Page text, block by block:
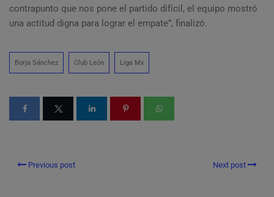
contrapunto que nos pone el partido difícil, el equipo mostró
una actitud digna para lograr el empate”, finalizó.
Borja Sánchez Club León Liga Mx
Previous post Next post